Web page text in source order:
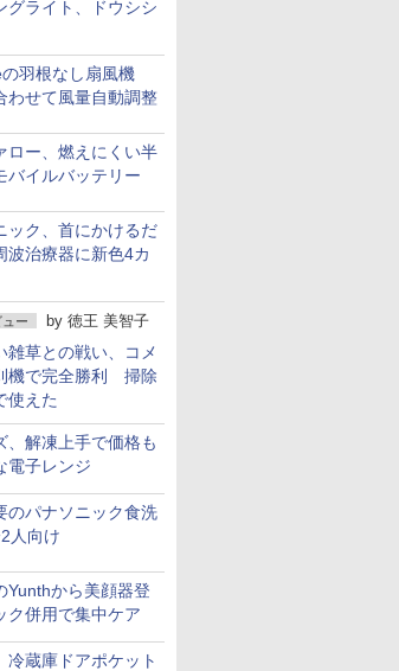
グライト、ドウシシ
の羽根なし扇風機
わせて風量自動調整
ロー、燃えにくい半
バイルバッテリー
ック、首にかけるだ
波治療器に新色4カ
ー by 徳王 美智子
雑草との戦い、コメ
機で完全勝利 掃除
使えた
、解凍上手で価格も
電子レンジ
のパナソニック食洗
人向け
Yunthから美顔器登
併用で集中ケア
冷蔵庫ドアポケット